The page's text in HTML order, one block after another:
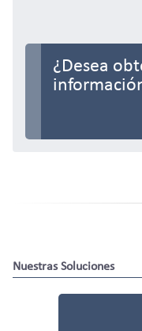
¿Desea
Nuestras Soluciones